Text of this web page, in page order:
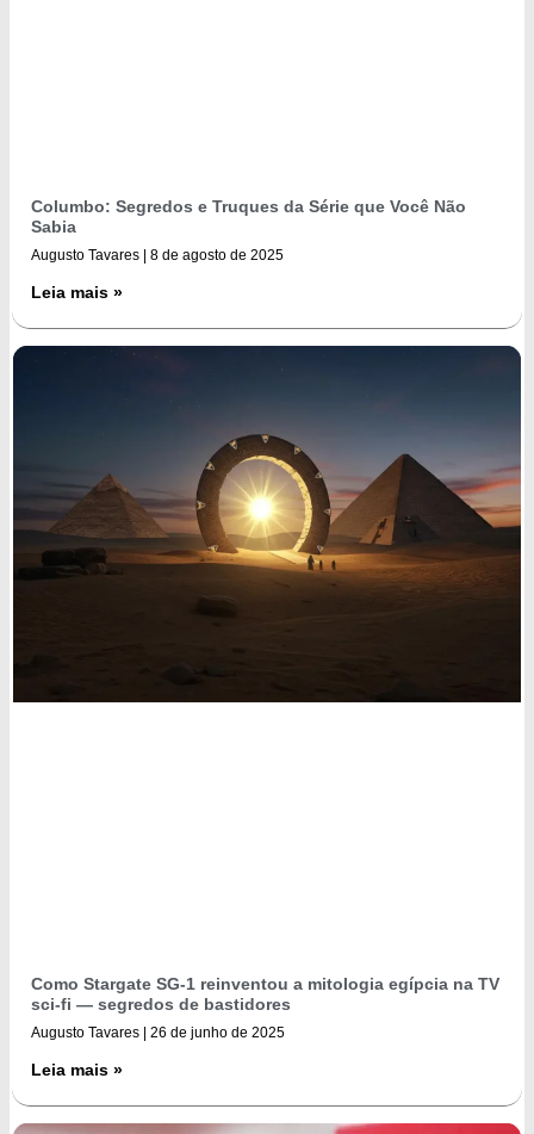
Columbo: Segredos e Truques da Série que Você Não
Sabia
Augusto Tavares 8 de agosto de 2025
Leia mais »
Como Stargate SG-1 reinventou a mitologia egípcia na TV
sci-fi — segredos de bastidores
Augusto Tavares 26 de junho de 2025
Leia mais »